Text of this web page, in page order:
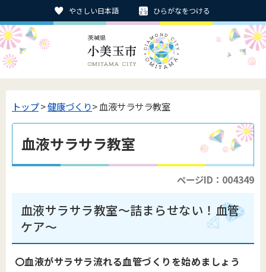
やさしい日本語 ひらがなをつける
トップ>健康づくり> 血液サラサラ教室
血液サラサラ教室
ページID：004349
血液サラサラ教室～詰まらせない！血管
ケア～
〇血液がサラサラ流れる血管づくりを始めましょう